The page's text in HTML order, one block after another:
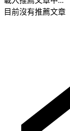
目前沒有推薦文章